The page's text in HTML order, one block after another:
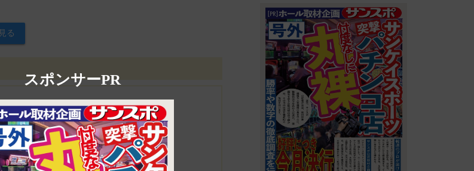
スポンサーPR
る